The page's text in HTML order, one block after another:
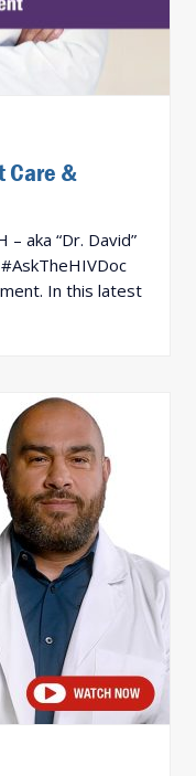
Care &
– aka “Dr. David”
In this latest